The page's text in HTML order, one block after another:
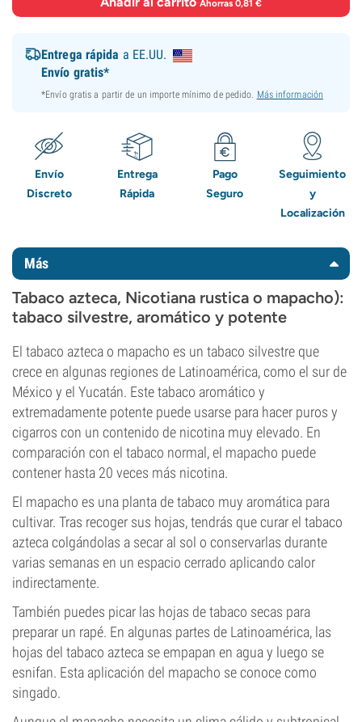
Ahorras 0,81 €
Entrega rápida a EE.UU.
Envío gratis*
*Envío gratis a partir de un importe mínimo de pedido. Más información
Envío
Discreto
Entrega
Rápida
Pago
Seguro
Seguimiento
y
Localización
Más
Tabaco azteca, Nicotiana rustica o mapacho):
tabaco silvestre, aromático y potente
El tabaco azteca o mapacho es un tabaco silvestre que
crece en algunas regiones de Latinoamérica, como el sur de
México y el Yucatán. Este tabaco aromático y
extremadamente potente puede usarse para hacer puros y
cigarros con un contenido de nicotina muy elevado. En
comparación con el tabaco normal, el mapacho puede
contener hasta 20 veces más nicotina.
El mapacho es una planta de tabaco muy aromática para
cultivar. Tras recoger sus hojas, tendrás que curar el tabaco
azteca colgándolas a secar al sol o conservarlas durante
varias semanas en un espacio cerrado aplicando calor
indirectamente.
También puedes picar las hojas de tabaco secas para
preparar un rapé. En algunas partes de Latinoamérica, las
hojas del tabaco azteca se empapan en agua y luego se
esnifan. Esta aplicación del mapacho se conoce como
singado.